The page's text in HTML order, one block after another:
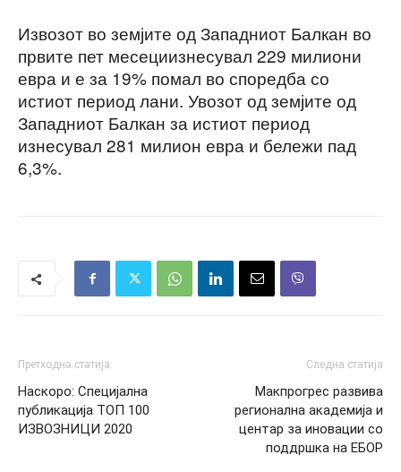
Извозот во земјите од Западниот Балкан во
првите пет месециизнесувал 229 милиони
евра и е за 19% помал во споредба со
истиот период лани. Увозот од земјите од
Западниот Балкан за истиот период
изнесувал 281 милион евра и бележи пад
6,3%.
Претходна статија
Наскоро: Специјална
публикација ТОП 100
ИЗВОЗНИЦИ 2020
Следна статија
Макпрогрес развива
регионална академија и
центар за иновации со
поддршка на ЕБОР